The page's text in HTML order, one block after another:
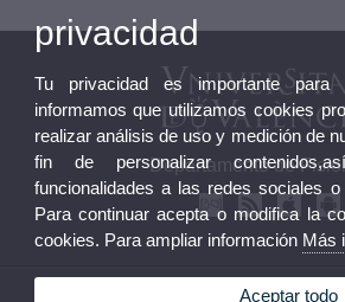
Departamento de
© 2026 UV. - Av. Blasco Ibáñez, 15. 46010 Valencia.
privacidad
Tu privacidad es importante
informamos que utilizamos cookies
realizar análisis de uso y medición de
fin de personalizar
funcionalidades a las redes sociales
Para continuar acepta o modifica la
cookies. Para ampliar información Más
Aceptar todo